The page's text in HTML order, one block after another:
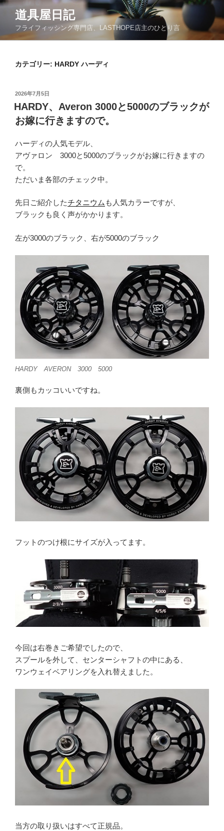
コ
ン
道具屋日記
フライフィッシング専門店、LASTHOPE店主のひとり言
カテゴリー: HARDY ハーディ
投
稿
日:
2026年7月5日
HARDY、Averon 3000と5000のブラックが
お嫁に行きますので。
ハーディの人気モデル、
アヴァロン 3000と5000のブラックがお嫁に行きますの
で。
ただいま各部のチェック中。
先日ご紹介したチタニウム も人気カラーですが、
ブラックも良く声がかかります。
左が3000のブラック、右が5000のブラック
HARDY AVERON 3000 5000
裏側もカッコいいですね。
フットのつけ根にサイズが入ってます。
今回は右巻きご希望でしたので、
スプールを外して、センターシャフトの中にある、
ワンウェイベアリングを入れ替えました。
当方の取り扱いはすべて正規品。